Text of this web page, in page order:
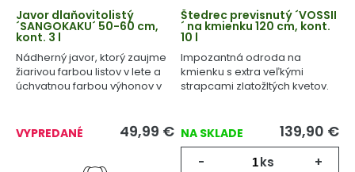
Javor dlaňovitolistý
´SANGOKAKU´ 50-60 cm,
kont. 3 l
Nádherný javor, ktorý zaujme
žiarivou farbou listov v lete a
úchvatnou farbou výhonov v
VYPREDANÉ 49,99 €
Štedrec previsnutý ´VOSSII
´ na kmienku 120 cm, kont.
10 l
Impozantná odroda na
kmienku s extra veľkými
strapcami zlatožltých kvetov.
NA SKLADE 139,90 €
- ks +